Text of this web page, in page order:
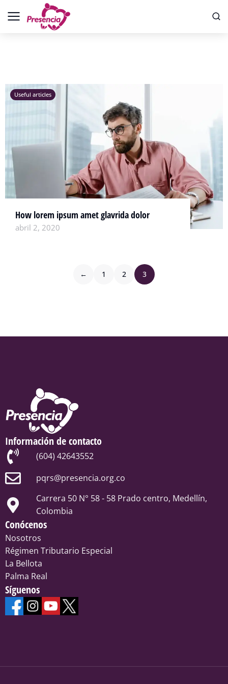
Useful articles
How lorem ipsum amet glavrida dolor
abril 2, 2020
← 1 2 3
Información de contacto
(604) 42643552
pqrs@presencia.org.co
Carrera 50 N° 58 - 58 Prado centro, Medellín,
Colombia
Conócenos
Nosotros
Régimen Tributario Especial
La Bellota
Palma Real
Síguenos